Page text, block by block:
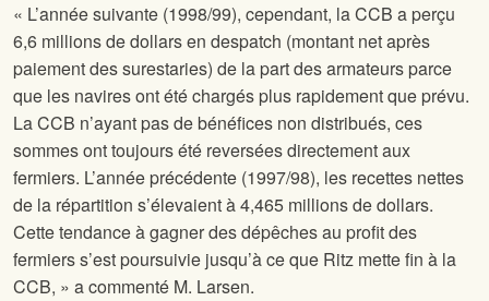
« L’année suivante (1998/99), cependant, la CCB a perçu
6,6 millions de dollars en despatch (montant net après
paiement des surestaries) de la part des armateurs parce
que les navires ont été chargés plus rapidement que prévu.
La CCB n’ayant pas de bénéfices non distribués, ces
sommes ont toujours été reversées directement aux
fermiers. L’année précédente (1997/98), les recettes nettes
de la répartition s’élevaient à 4,465 millions de dollars.
Cette tendance à gagner des dépêches au profit des
fermiers s’est poursuivie jusqu’à ce que Ritz mette fin à la
CCB, » a commenté M. Larsen.